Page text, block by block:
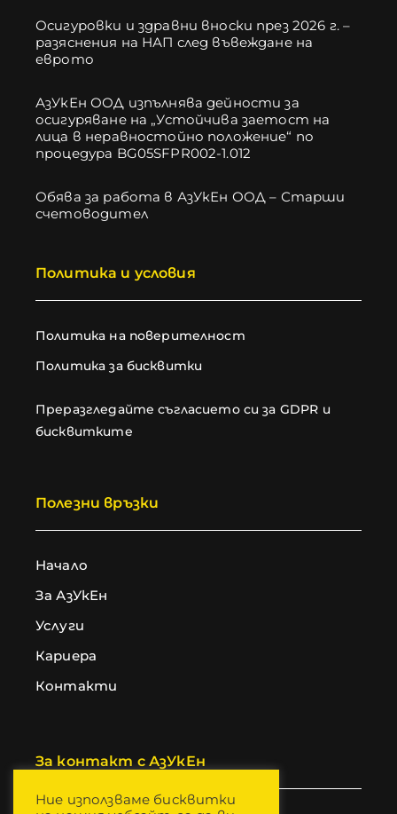
Осигуровки и здравни вноски през 2026 г. –
разяснения на НАП след въвеждане на
еврото
АзУкЕн ООД изпълнява дейности за
осигуряване на „Устойчива заетост на
лица в неравностойно положение“ по
процедура BG05SFPR002-1.012
Обява за работа в АзУкЕн ООД – Старши
счетоводител
Политика и условия
Политика на поверителност
Политика за бисквитки
Преразгледайте съгласието си за GDPR и
бисквитките
Полезни връзки
Начало
За АзУкЕн
Услуги
Кариера
Контакти
За контакт с АзУкЕн
Ние използваме бисквитки